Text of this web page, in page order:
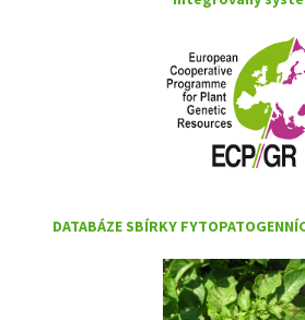
DATABÁZE SBÍRKY